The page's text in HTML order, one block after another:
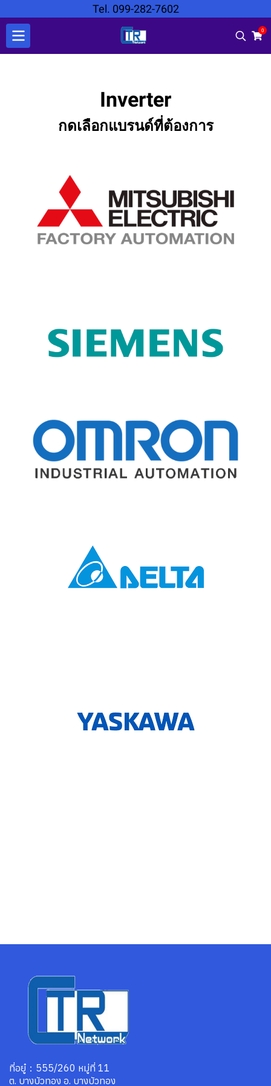
Tel. 099-282-7602
0
Inverter
กดเลือกแบรนด์ที่ต้องการ
ที่อยู๋：555/260 หมู่ที่ 11
ต. บางบัวทอง อ. บางบัวทอง